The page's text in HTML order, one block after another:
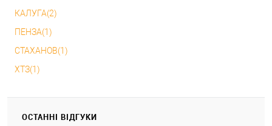
КАЛУГА(2)
ПЕНЗА(1)
СТАХАНОВ(1)
ХТЗ(1)
ОСТАННІ ВІДГУКИ